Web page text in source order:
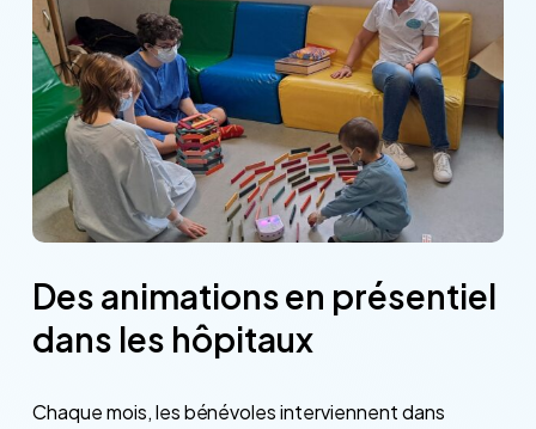
Des animationsen présentiel
dans les hôpitaux
Chaque mois, les bénévoles interviennent dans